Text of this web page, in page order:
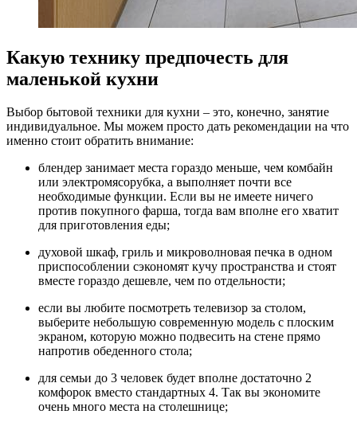
Какую технику предпочесть для
маленькой кухни
Выбор бытовой техники для кухни – это, конечно, занятие
индивидуальное. Мы можем просто дать рекомендации на что
именно стоит обратить внимание:
блендер занимает места гораздо меньше, чем комбайн
или электромясорубка, а выполняет почти все
необходимые функции. Если вы не имеете ничего
против покупного фарша, тогда вам вполне его хватит
для приготовления еды;
духовой шкаф, гриль и микроволновая печка в одном
приспособлении сэкономят кучу пространства и стоят
вместе гораздо дешевле, чем по отдельности;
если вы любите посмотреть телевизор за столом,
выберите небольшую современную модель с плоским
экраном, которую можно подвесить на стене прямо
напротив обеденного стола;
для семьи до 3 человек будет вполне достаточно 2
комфорок вместо стандартных 4. Так вы экономите
очень много места на столешнице;